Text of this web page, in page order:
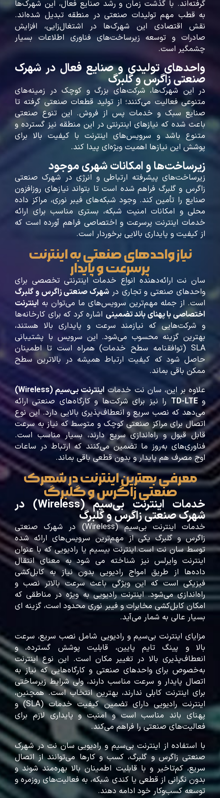
گرفته‌اند. با گذشت زمان و رشد صنایع فعال، این شهرک‌ها
به قطب مهم تولیدات صنعتی در منطقه تبدیل شده‌اند.
نقش اقتصادی این شهرک‌ها در اشتغال‌زایی، افزایش
صادرات و توسعه زیرساخت‌های فناوری اطلاعات بسیار
چشمگیر است.
واحدهای تولیدی و صنایع فعال در شهرک
صنعتی زاگرس و گلبرگ
در این شهرک‌ها، شرکت‌های بزرگ و کوچک در زمینه‌های
متنوعی فعالیت می‌کنند؛ از تولید قطعات صنعتی گرفته تا
صنایع سبک و خدمات پس از فروش. این تنوع صنعتی
باعث شده که نیازهای اینترنتی در این منطقه نیز گسترده و
متنوع باشد و سرویس‌های اینترنت با کیفیت بالا برای
پوشش این نیازها اهمیت ویژه‌ای پیدا کند.
زیرساخت‌ها و امکانات شهری موجود
زیرساخت‌های پیشرفته ارتباطی و انرژی در شهرک صنعتی
زاگرس و گلبرگ فراهم شده است تا بتواند نیازهای روزافزون
صنایع را تأمین کند. وجود شبکه‌های فیبر نوری، مراکز داده
محلی و امکانات امنیت شبکه، بستری مناسب برای ارائه
خدمات اینترنت پرسرعت و اختصاصی فراهم آورده است که
از کیفیت و پایداری بالایی برخوردار است.
نیاز واحدهای صنعتی به اینترنت
پرسرعت و پایدار
سان ‌نت ارائه‌دهنده انواع خدمات اینترنتی تخصصی برای
واحدهای صنعتی و تجاری در شهرک صنعتی زاگرس و گلبرگ
است. از جمله مهم‌ترین سرویس‌های ما می‌توان به اینترنت
اختصاصی با پهنای باند تضمینی اشاره کرد که برای کارخانه‌ها
و شرکت‌هایی که نیازمند سرعت و پایداری بالا هستند،
بهترین گزینه محسوب می‌شود. این سرویس با پشتیبانی
SLA (توافقنامه سطح خدمات) همراه است تا اطمینان
حاصل شود که کیفیت ارتباط همیشه در بالاترین سطح
ممکن باقی بماند.
علاوه بر این، سان‌ نت خدمات اینترنت بی‌سیم (Wireless)
وTD-LTE را نیز برای شرکت‌ها و کارگاه‌های صنعتی ارائه
می‌دهد که نصب سریع و انعطاف‌پذیری بالایی دارد. این نوع
اتصال برای مراکز صنعتی کوچک و متوسط که نیاز به سرعت
قابل قبول و راه‌اندازی سریع دارند، بسیار مناسب است.
فناوری‌های به‌روز ما تضمین می‌کنند که ارتباط در ساعات
اوج مصرف هم پایدار و بدون قطعی باقی بماند.
معرفی بهترین اینترنت در شهرک
صنعتی زاگرس و گلبرگ
خدمات اینترنت بی‌سیم (Wireless) در
شهرک صنعتی زاگرس و گلبرگ
خدمات اینترنت بی‌سیم (Wireless) در شهرک صنعتی
زاگرس و گلبرگ یکی از مهم‌ترین سرویس‌های ارائه شده
توسط سان‌ نت است.اینترنت بیسیم یا رادیویی که با عنوان
اینترنت وایرلس نیز شناخته می شود به معنای انتقال
داده‌ها از طریق امواج رادیویی بدون نیاز به کابل‌کشی
فیزیکی است که این ویژگی باعث سرعت بالاتر نصب و
راه‌اندازی می‌شود. اینترنت رادیویی به ویژه در مناطقی که
امکان کابل‌کشی مخابرات و فیبر نوری محدود است، گزینه‌ ای
بسیار عالی به شمار می‌آید.
مزایای اینترنت بی‌سیم و رادیویی شامل نصب سریع، سرعت
بالا و پینگ تایم پایین، قابلیت پوشش گسترده، و
انعطاف‌پذیری بالا در تغییر مکان است. این نوع اینترنت
به‌خصوص برای واحدهای صنعتی و کارگاه‌هایی که نیاز به
اتصال پایدار و سرعت مناسب دارند، ولی شرایط زیرساختی
برای اینترنت کابلی ندارند، بهترین انتخاب است. همچنین،
اینترنت رادیویی دارای تضمین کیفیت خدمات (SLA) و
پهنای باند مناسب است و امنیت و پایداری لازم برای
فعالیت‌های صنعتی را فراهم می‌کند.
با استفاده از اینترنت بی‌سیم و رادیویی سان‌ نت در شهرک
صنعتی زاگرس و گلبرگ، کسب‌ و کارها می‌توانند از اتصال
سریع، کم‌تاخیر و با قابلیت اطمینان بالا بهره‌مند شوند و
بدون نگرانی از قطعی یا کندی شبکه، به فعالیت‌های روزمره و
توسعه کسب‌وکار خود ادامه دهند.